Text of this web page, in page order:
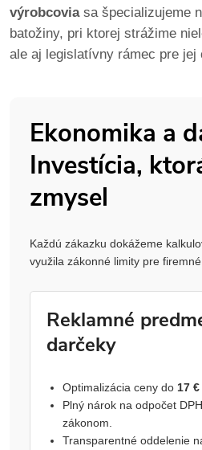
výrobcoviasa špecializujeme
batožiny, pri ktorej strážime
ale aj legislatívny rámec pre jej
Ekonomika a
Investícia,
zmysel
Každú zákazku dokážeme
využila zákonné limity pre
Reklamné
darčeky
Optimalizácia ceny do 17
Plný nárok na odpočet
zákonom.
Transparentné oddelenie